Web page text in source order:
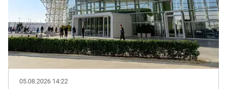
05.08.2026 14:22